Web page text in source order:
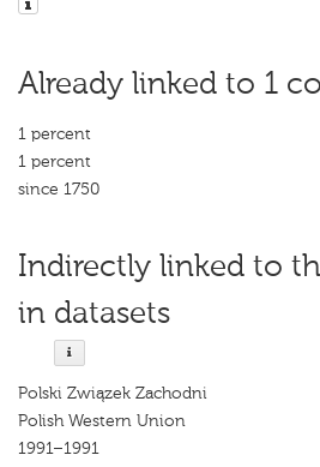
Already linked to 1
1 percent
1 percent
since 1750
Indirectly linked to
in datasets
Polski Związek Zachodni
Polish Western Union
1991–1991